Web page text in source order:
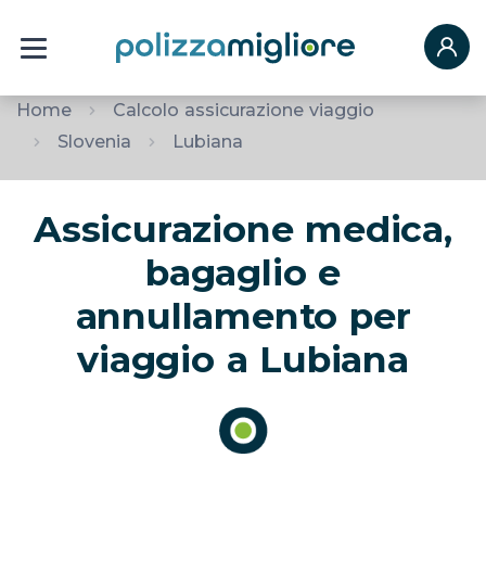
Home
Calcolo assicurazione viaggio
Slovenia
Lubiana
Assicurazione medica,
bagaglio e
annullamento per
viaggio a Lubiana